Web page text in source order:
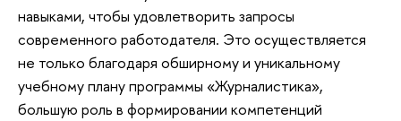
навыками, чтобы удовлетворить запросы
современного работодателя. Это осуществляется
не только благодаря обширному и уникальному
учебному плану программы «Журналистика»,
большую роль в формировании компетенций